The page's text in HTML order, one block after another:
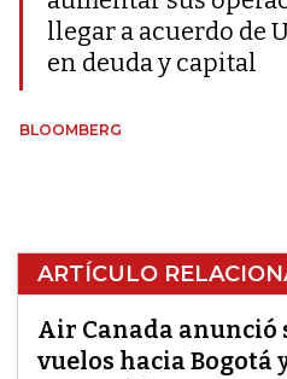
llegar a acuerdo de
en deuda y capital
BLOOMBERG
ARTÍCULO
Air Canada anunció
vuelos hacia Bogotá